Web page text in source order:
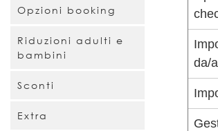
Opzioni booking
Riduzioni adulti e
bambini
Sconti
Extra
da/a